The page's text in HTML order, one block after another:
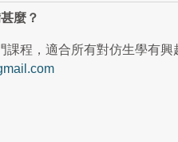
麼？
課程，適合所有對仿生學有